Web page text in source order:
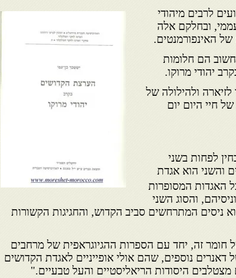
לרבים מיהודי
עממי, ובחלקם אלה
של האינפורמנטים.
הם חלומות
יהודי מרוקו.
ולהילולה של
חיי היום יום
לפחות בשני
והשני הוא אגדת
האגדות המסופרות
והסוג השני
ניסים המתרחשים סביב הקדוש, והחגיגות הקשורות
חומר זה, יחד עם הספרות ההגיוגראפית של מרחבים
נוספים, שהם אולי אופייניים לאגדת הקדושים
מצטלבים היסודות הריאליסטיים והעל טבעיים."